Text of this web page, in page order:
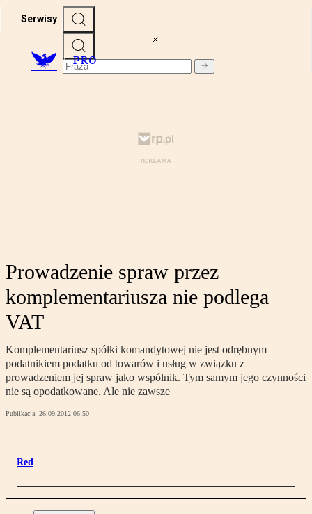
Serwisy
PRO
Prowadzenie spraw przez
komplementariusza nie podlega
VAT
Komplementariusz spółki komandytowej nie jest odrębnym
podatnikiem podatku od towarów i usług w związku z
prowadzeniem jej spraw jako wspólnik. Tym samym jego czynności
nie są opodatkowane. Ale nie zawsze
Publikacja: 26.09.2012 06:50
Red